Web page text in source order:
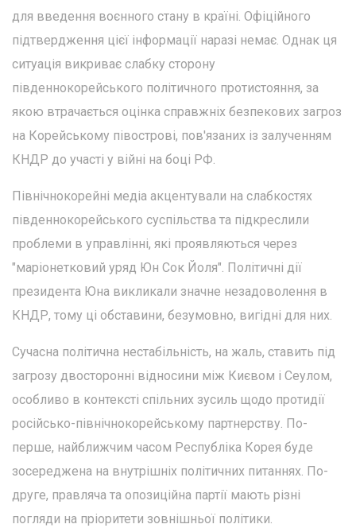
для введення воєнного стану в країні. Офіційного
підтвердження цієї інформації наразі немає. Однак ця
ситуація викриває слабку сторону
південнокорейського політичного протистояння, за
якою втрачається оцінка справжніх безпекових загроз
на Корейському півострові, пов'язаних із залученням
КНДР до участі у війні на боці РФ.
Північнокорейні медіа акцентували на слабкостях
південнокорейського суспільства та підкреслили
проблеми в управлінні, які проявляються через
"маріонетковий уряд Юн Сок Йоля". Політичні дії
президента Юна викликали значне незадоволення в
КНДР, тому ці обставини, безумовно, вигідні для них.
Сучасна політична нестабільність, на жаль, ставить під
загрозу двосторонні відносини між Києвом і Сеулом,
особливо в контексті спільних зусиль щодо протидії
російсько-північнокорейському партнерству. По-
перше, найближчим часом Республіка Корея буде
зосереджена на внутрішніх політичних питаннях. По-
друге, правляча та опозиційна партії мають різні
погляди на пріоритети зовнішньої політики.